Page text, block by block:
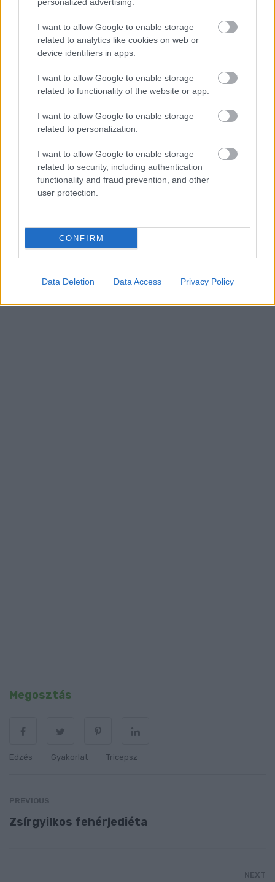
I want to allow Google to enable storage
related to analytics like cookies on web or
device identifiers in apps.
I want to allow Google to enable storage
related to functionality of the website or app.
I want to allow Google to enable storage
related to personalization.
I want to allow Google to enable storage
related to security, including authentication
functionality and fraud prevention, and other
user protection.
CONFIRM
Data Deletion Data Access Privacy Policy
Megosztás
Edzés Gyakorlat Tricepsz
PREVIOUS
Zsírgyilkos fehérjediéta
NEXT